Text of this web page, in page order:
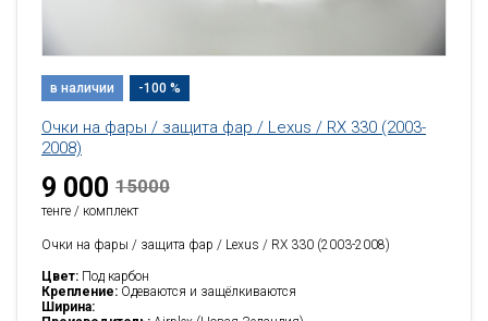
в наличии -100 %
Очки на фары / защита фар / Lexus / RX 330 (2003-
2008)
9 000 15000
тенге / комплект
Очки на фары / защита фар / Lexus / RX 330 (2003-2008)
Цвет: Под карбон
Крепление: Одеваются и защёлкиваются
Ширина: